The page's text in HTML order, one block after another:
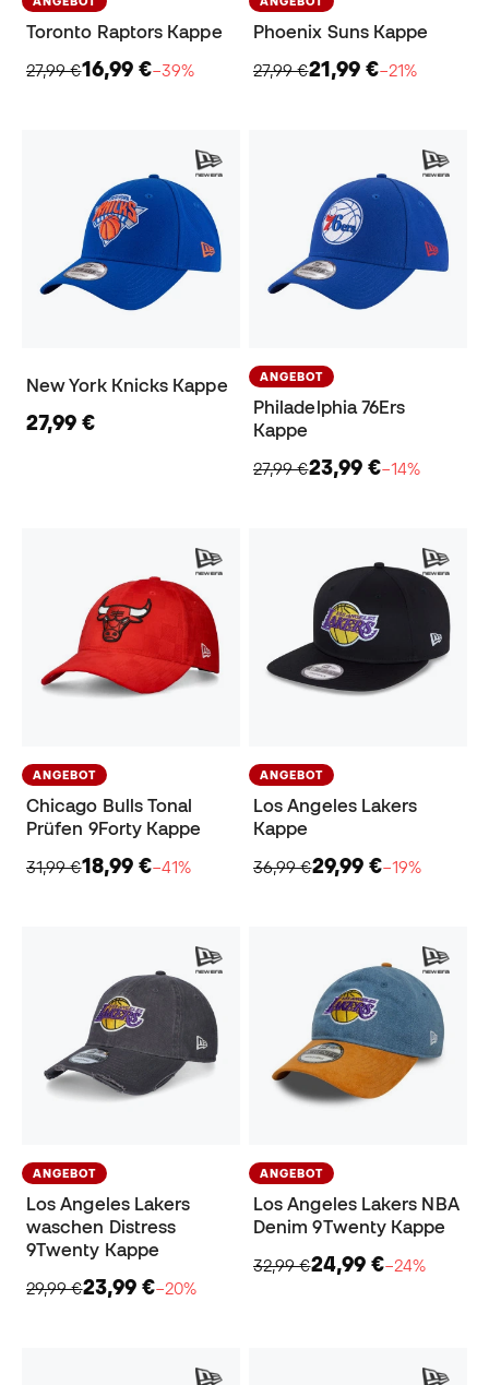
Toronto Raptors Kappe
27,99 €16,99 €−39%
Phoenix Suns Kappe
27,99 €21,99 €−21%
New York Knicks Kappe
27,99 €
ANGEBOT
Philadelphia 76Ers
Kappe
27,99 €23,99 €−14%
ANGEBOT
Chicago Bulls Tonal
Prüfen 9Forty Kappe
31,99 €18,99 €−41%
ANGEBOT
Los Angeles Lakers
Kappe
36,99 €29,99 €−19%
ANGEBOT
Los Angeles Lakers
waschen Distress
9Twenty Kappe
29,99 €23,99 €−20%
ANGEBOT
Los Angeles Lakers NBA
Denim 9Twenty Kappe
32,99 €24,99 €−24%